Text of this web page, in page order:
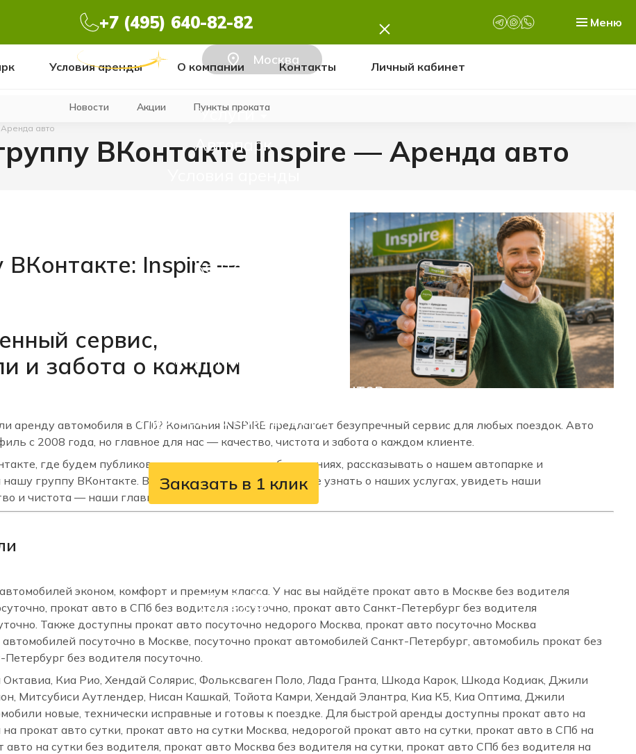
+7 (495) 640-82-82 Меню
Условия аренды О компании Контакты Личный кабинет
Новости Акции Пункты проката
Москва
Услуги
Автопарк
Условия аренды
Контакты
Личный кабинет
Услуги для корпоративных клиентов
Программа лояльности
Заказать в 1 клик
авто
ВКонтакте Inspire — Аренда авто
ВКонтакте: Inspire —
сервис,
и забота о каждом
автомобиля в СПб? Компания INSPIRE предлагает безупречный сервис для любых поездок. Авто
с 2008 года, но главное для нас — качество, чистота и забота о каждом клиенте.
где будем публиковать новости о наших обновлениях, рассказывать о нашем автопарке и
группу ВКонтакте. В группе вы сможете подробнее узнать о наших услугах, увидеть наши
и чистота — наши главные приоритеты.
эконом, комфорт и премиум класса. У нас вы найдёте прокат авто в Москве без водителя
прокат авто в СПб без водителя посуточно, прокат авто Санкт-Петербург без водителя
Также доступны прокат авто посуточно недорого Москва, прокат авто посуточно Москва
посуточно в Москве, посуточно прокат автомобилей Санкт-Петербург, автомобиль прокат без
без водителя посуточно.
Киа Рио, Хендай Солярис, Фольксваген Поло, Лада Гранта, Шкода Карок, Шкода Кодиак, Джили
Митсубиси Аутлендер, Нисан Кашкай, Тойота Камри, Хендай Элантра, Киа К5, Киа Оптима, Джили
новые, технически исправные и готовы к поездке. Для быстрой аренды доступны прокат авто на
прокат авто сутки, прокат авто на сутки Москва, недорогой прокат авто на сутки, прокат авто в СПб на
на сутки без водителя, прокат авто Москва без водителя на сутки, прокат авто СПб без водителя на